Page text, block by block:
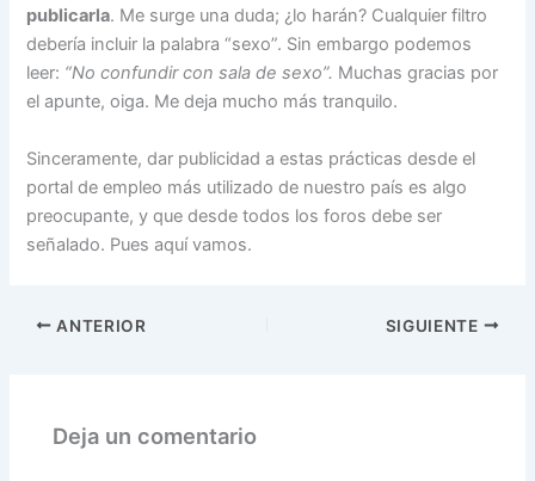
publicarla. Me surge una duda; ¿lo harán? Cualquier filtro
debería incluir la palabra “sexo”. Sin embargo podemos
leer: “No confundir con sala de sexo”. Muchas gracias por
el apunte, oiga. Me deja mucho más tranquilo.
Sinceramente, dar publicidad a estas prácticas desde el
portal de empleo más utilizado de nuestro país es algo
preocupante, y que desde todos los foros debe ser
señalado. Pues aquí vamos.
ANTERIOR SIGUIENTE
Deja un comentario